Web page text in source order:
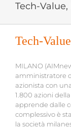
Tech-
Tech-
MILANO
amministratore
azionista con
1.800 azioni
apprende dalle
complessivo è
la società